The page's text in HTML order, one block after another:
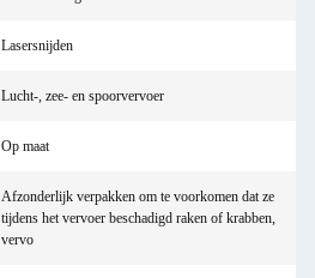
Lasersnijden
Lucht-, zee- en spoorvervoer
Op maat
Afzonderlijk verpakken om te voorkomen dat ze
tijdens het vervoer beschadigd raken of krabben,
vervo